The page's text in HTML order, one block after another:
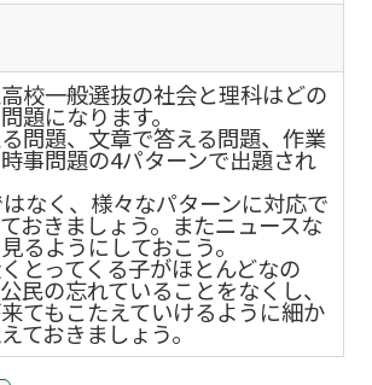
校一般選抜の社会と理科はどの
題になります。
問題、文章で答える問題、作業
事問題の4パターンで出題され
なく、様々なパターンに対応で
おきましょう。またニュースな
るようにしておこう。
とってくる子がほとんどなの
民の忘れていることをなくし、
てもこたえていけるように細か
ておきましょう。